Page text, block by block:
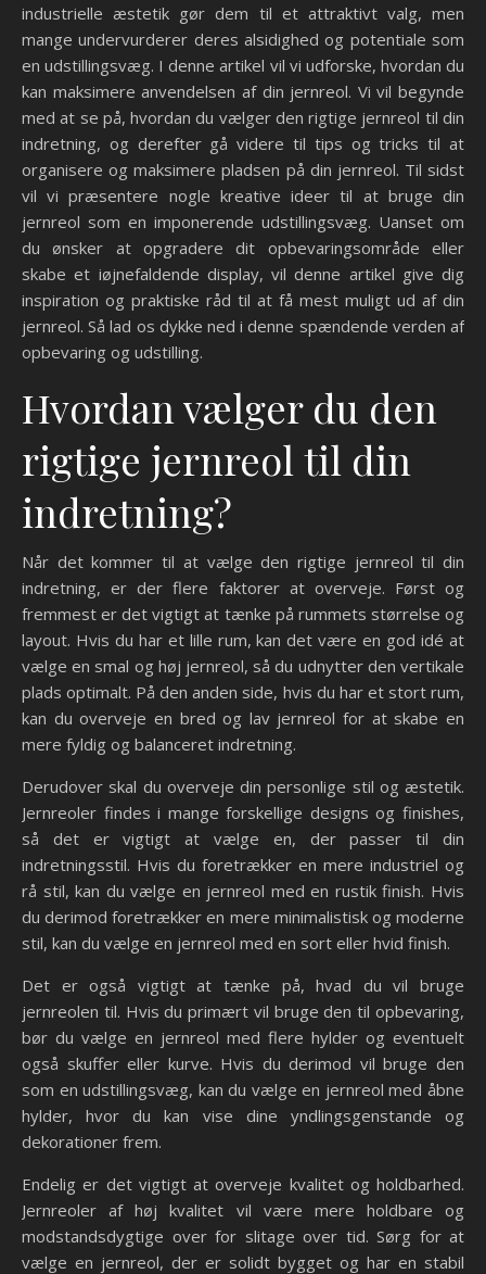
industrielle æstetik gør dem til et attraktivt valg, men
mange undervurderer deres alsidighed og potentiale som
en udstillingsvæg. I denne artikel vil vi udforske, hvordan du
kan maksimere anvendelsen af din jernreol. Vi vil begynde
med at se på, hvordan du vælger den rigtige jernreol til din
indretning, og derefter gå videre til tips og tricks til at
organisere og maksimere pladsen på din jernreol. Til sidst
vil vi præsentere nogle kreative ideer til at bruge din
jernreol som en imponerende udstillingsvæg. Uanset om
du ønsker at opgradere dit opbevaringsområde eller
skabe et iøjnefaldende display, vil denne artikel give dig
inspiration og praktiske råd til at få mest muligt ud af din
jernreol. Så lad os dykke ned i denne spændende verden af
opbevaring og udstilling.
Hvordan vælger du den
rigtige jernreol til din
indretning?
Når det kommer til at vælge den rigtige jernreol til din
indretning, er der flere faktorer at overveje. Først og
fremmest er det vigtigt at tænke på rummets størrelse og
layout. Hvis du har et lille rum, kan det være en god idé at
vælge en smal og høj jernreol, så du udnytter den vertikale
plads optimalt. På den anden side, hvis du har et stort rum,
kan du overveje en bred og lav jernreol for at skabe en
mere fyldig og balanceret indretning.
Derudover skal du overveje din personlige stil og æstetik.
Jernreoler findes i mange forskellige designs og finishes,
så det er vigtigt at vælge en, der passer til din
indretningsstil. Hvis du foretrækker en mere industriel og
rå stil, kan du vælge en jernreol med en rustik finish. Hvis
du derimod foretrækker en mere minimalistisk og moderne
stil, kan du vælge en jernreol med en sort eller hvid finish.
Det er også vigtigt at tænke på, hvad du vil bruge
jernreolen til. Hvis du primært vil bruge den til opbevaring,
bør du vælge en jernreol med flere hylder og eventuelt
også skuffer eller kurve. Hvis du derimod vil bruge den
som en udstillingsvæg, kan du vælge en jernreol med åbne
hylder, hvor du kan vise dine yndlingsgenstande og
dekorationer frem.
Endelig er det vigtigt at overveje kvalitet og holdbarhed.
Jernreoler af høj kvalitet vil være mere holdbare og
modstandsdygtige over for slitage over tid. Sørg for at
vælge en jernreol, der er solidt bygget og har en stabil